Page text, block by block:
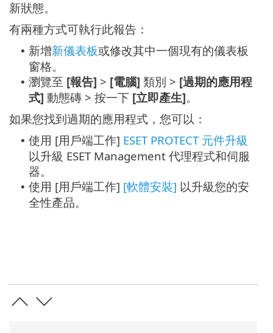
新狀態。
有兩種方式可執行此報告：
• 新增新儀表板或修改其中一個現有的儀表板
窗格。
• 瀏覽至 [報告] > [電腦] 類別 > [過期的應用程
式] 動態磚 > 按一下 [立即產生]。
如果您找到過期的應用程式，您可以：
• 使用 [用戶端工作] ESET PROTECT 元件升級
以升級 ESET Management 代理程式和伺服
器。
• 使用 [用戶端工作] [軟體安裝] 以升級您的安
全性產品。